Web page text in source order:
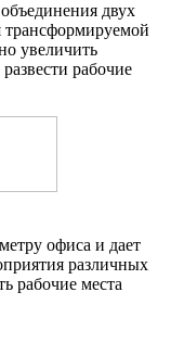
двух
трансформируемой
увеличить
рабочие
офиса и дает
различных
рабочие места